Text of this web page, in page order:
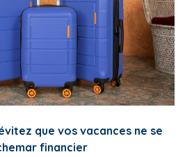
que vos vacances ne se
financier